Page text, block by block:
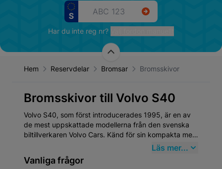
Har du inte reg nr?
Hem Reservdelar Bromsar Bromsskivor
Bromsskivor till Volvo S40
Volvo S40, som först introducerades 1995, är en av
de mest uppskattade modellerna från den svenska
biltillverkaren Volvo Cars. Känd för sin kompakta men
rymliga design, har S40 vunnit hjärtan i både Europa
och USA. Bilen kombinerar traditionell Volvo-säkerhet
med elegant stil och har blivit en favorit bland de som
Läs mer...
Vanliga frågor